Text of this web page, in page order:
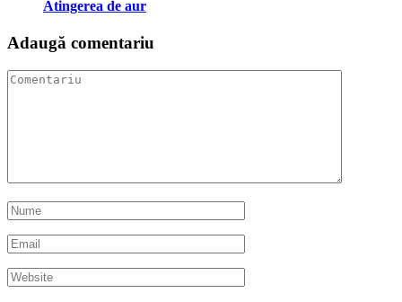
Atingerea de aur
Adaugă comentariu